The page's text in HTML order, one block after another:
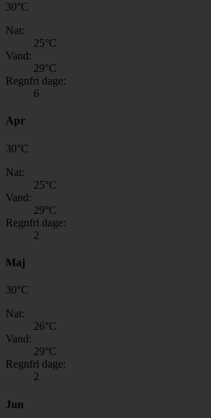
30°C
Nat:
25°C
Vand:
29°C
Regnfri dage:
6
Apr
30°C
Nat:
25°C
Vand:
29°C
Regnfri dage:
2
Maj
30°C
Nat:
26°C
Vand:
29°C
Regnfri dage:
2
Jun